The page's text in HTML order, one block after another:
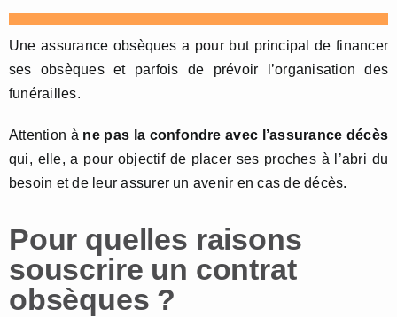
Une assurance obsèques a pour but principal de financer
ses obsèques et parfois de prévoir l’organisation des
funérailles.
Attention à ne pas la confondre avec l’assurance décès
qui, elle, a pour objectif de placer ses proches à l’abri du
besoin et de leur assurer un avenir en cas de décès.
Pour quelles raisons
souscrire un contrat
obsèques ?